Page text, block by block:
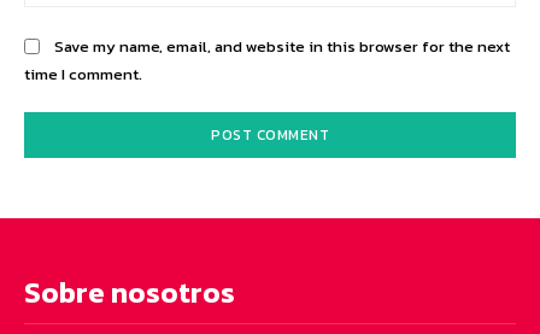
Save my name, email, and website in this browser for the next
time I comment.
Sobre nosotros